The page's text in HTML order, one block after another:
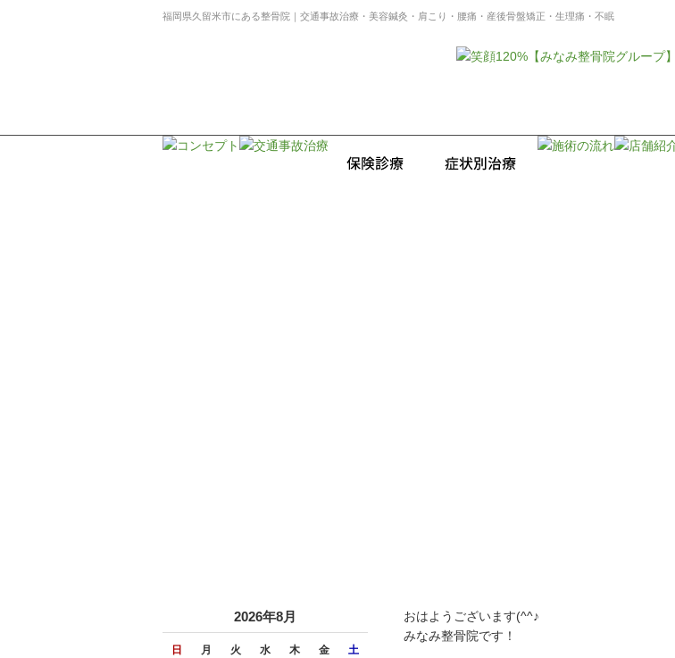
福岡県久留米市にある整骨院｜交通事故治療・美容鍼灸・肩こり・腰痛・産後骨盤矯正・生理痛・不眠
おはようございます(^^♪
みなみ整骨院です！
2026年8月
日 月 火 水 木 金 土